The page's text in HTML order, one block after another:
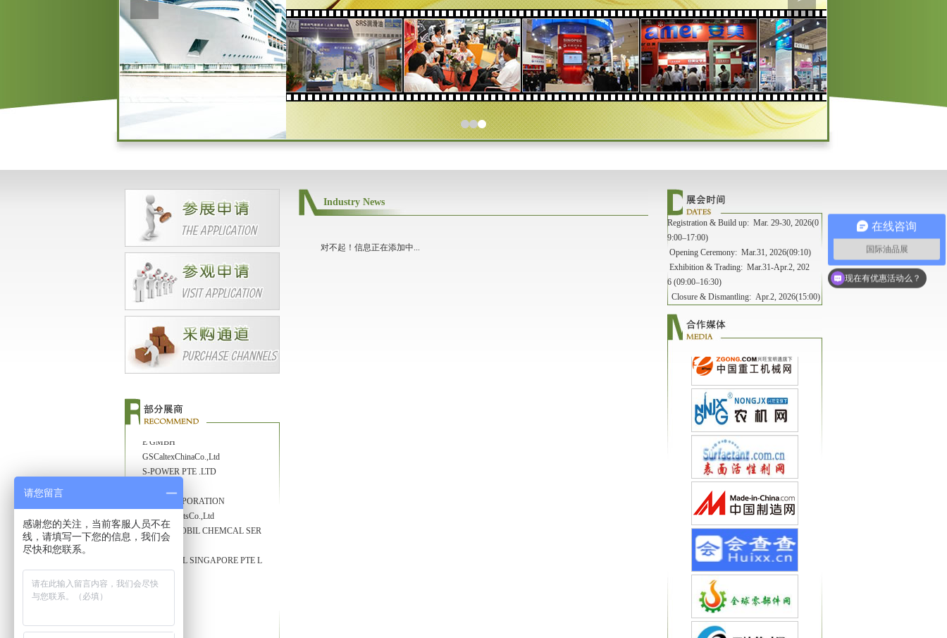
LUBRICANT COMPANY.SINOP
BASF(CHINA)COMPANY IMIT
ED
PCAS
MITSUI CHEMICALS(SHANG
UAB P,, -LUBRITA INTERNATI
ONAL
API
ADD OIL (M) SDN BHD 马来西
亚
ARI PET
Bost International Limited
BP
BPT 化工
BIZOL
BASF(CHINA)COMPANY LIMI
DEUTSCHE PENTOSIN WERK
GSCaltexChinaCo.,Ltd
S-POWER PTE .LTD
STAROIL
SKLubricantsCo.,Ltd
EXXONMOBIL CHEMCAL SER
VICES
TOTAL
Industry News
对不起！信息正在添加中...
Registration & Build up: Mar. 29-30, 2026(0
9:00–17:00)
Opening Ceremony: Mar.31, 2026(09:10)
Exhibition & Trading: Mar.31-Apr.2, 202
6 (09:00–16:30)
Closure & Dismantling: Apr.2, 2026(15:00)
在线咨询
国际油品展
可以介绍下你们的产品么？
现在有优惠活动么？
请您留言
感谢您的关注，当前客服人员不在
线，请填写一下您的信息，我们会
尽快和您联系。